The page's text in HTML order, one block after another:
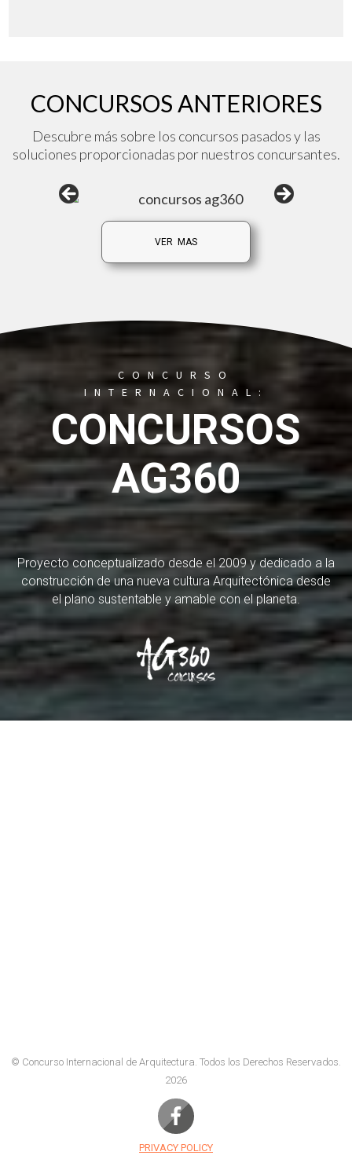
CONCURSOS ANTERIORES
Descubre más sobre los concursos pasados y las
soluciones proporcionadas por nuestros concursantes.
VER MAS
CONCURSO
INTERNACIONAL:
CONCURSOS
AG360
Proyecto conceptualizado desde el 2009 y dedicado a la
construcción de una nueva cultura Arquitectónica desde
el plano sustentable y amable con el planeta.
© Concurso Internacional de Arquitectura. Todos los Derechos Reservados.
2026
PRIVACY POLICY